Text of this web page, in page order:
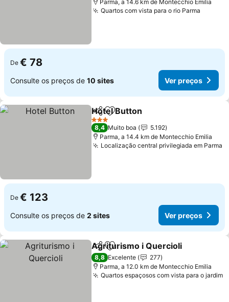
Parma, a 14.6 km de Montecchio Emilia
Quartos com vista para o rio Parma
De € 78
Consulte os preços de 10 sites Ver preços
PartilharAdicionar aos favoritos
Hotel Button
3 Estrelas
8,4 Muito boa
5.192
Parma, a 14.4 km de Montecchio Emilia
Localização central privilegiada em Parma
De € 123
Consulte os preços de 2 sites Ver preços
PartilharAdicionar aos favoritos
Agriturismo i Quercioli
8,8 Excelente
277
Parma, a 12.0 km de Montecchio Emilia
Quartos espaçosos com vista para o jardim